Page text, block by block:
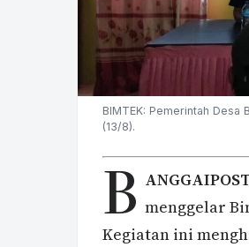
BIMTEK: Pemerintah Desa
(13/8).
B menggelar
Kegiatan ini